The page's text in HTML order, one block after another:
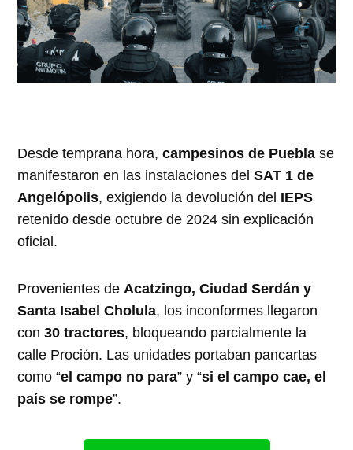
Desde temprana hora,campesinos de Puebla se
manifestaron en las instalaciones delSAT 1 de
Angelópolis, exigiendo la devolución del IEPS
retenido desde octubre de 2024 sin explicación
oficial.
Provenientes de Acatzingo, Ciudad Serdán y
Santa Isabel Cholula, los inconformes llegaron
con30 tractores, bloqueando parcialmente la
calle Proción. Las unidades portaban pancartas
como “el campo no para” y “si el campo cae, el
país se rompe”.